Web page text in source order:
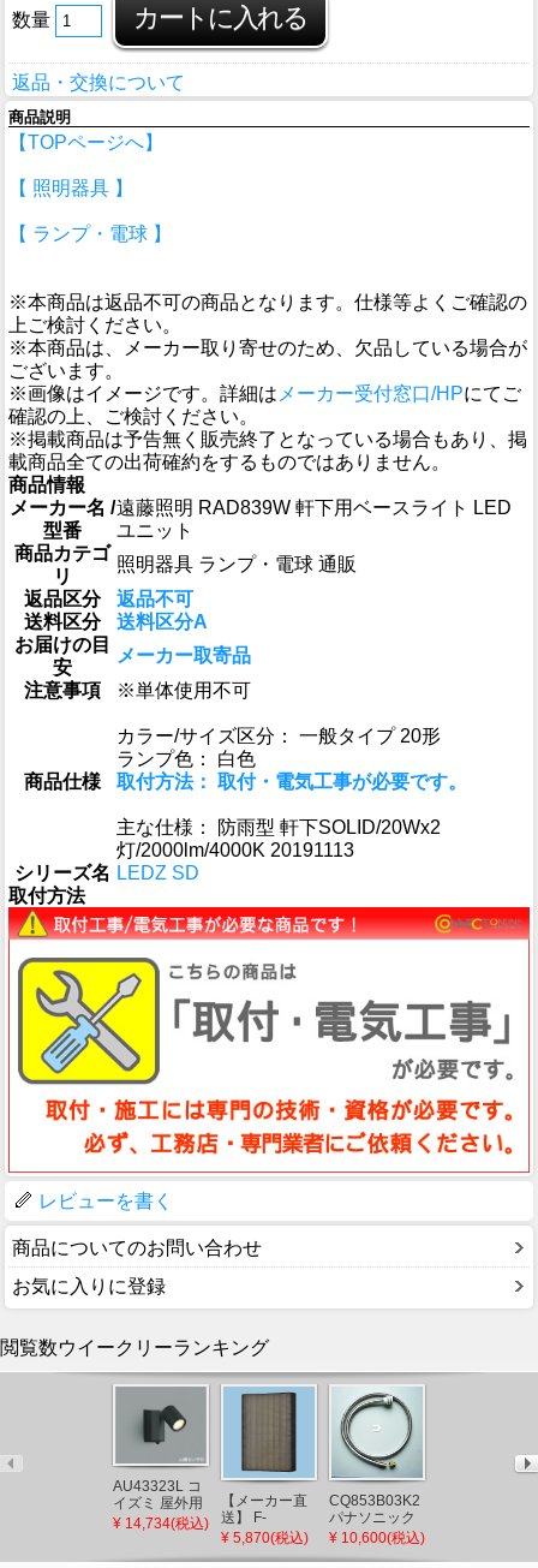
数量
返品・交換について
商品説明
【TOPページへ】
【 照明器具 】
【 ランプ・電球 】
※本商品は返品不可の商品となります。仕様等よくご確認の
上ご検討ください。
※本商品は、メーカー取り寄せのため、欠品している場合が
ございます。
※画像はイメージです。詳細は メーカー受付窓口/HPにてご
確認の上、ご検討ください。
※掲載商品は予告無く販売終了となっている場合もあり、掲
載商品全ての出荷確約をするものではありません。
商品情報
メーカー名 /
型番
遠藤照明 RAD839W 軒下用ベースライト LED
ユニット
商品カテゴ
リ
照明器具 ランプ・電球 通販
返品区分
返品不可
送料区分
送料区分A
お届けの目
安
メーカー取寄品
注意事項
※単体使用不可
商品仕様
カラー/サイズ区分： 一般タイプ 20形
ランプ色： 白色
取付方法： 取付・電気工事が必要です。
主な仕様： 防雨型 軒下SOLID/20Wx2
灯/2000lm/4000K 20191113
シリーズ名 LEDZ SD
取付方法
レビューを書く
商品についてのお問い合わせ
お気に入りに登録
閲覧数ウイークリーランキング
AU43323L コ
イズミ 屋外用
スポットライ
¥ 14,734(税込)
【メーカー直
送】 F-
ZSLP40 パナ
ソニック 天井
¥ 5,870(税込)
CQ853B03K2
パナソニック
シャワーホー
ス メタルホー
¥ 10,600(税込)
XAD1104LCB1
球色 調光 拡散